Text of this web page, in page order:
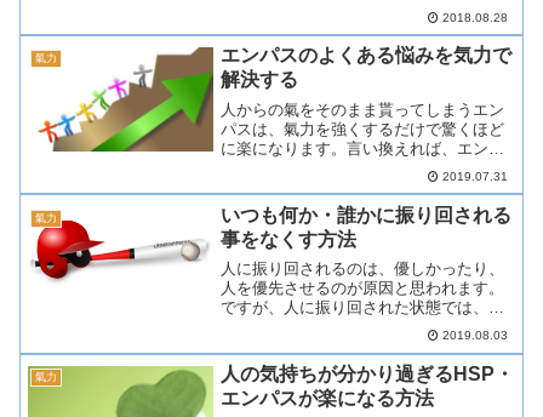
力はいらない、成功している人はがむし
ゃらな努力はしていないという考え方も
あります。どちらの意見にせ...
2018.08.28
氣力
エンパスのよくある悩みを気力で
解決する
人からの氣をそのまま貰ってしまうエン
パスは、氣力を強くするだけで驚くほど
に楽になります。言い換えれば、エンパ
スが辛い原因は氣力不足という事になり
ます。今回の記事では、具体的なエンパ
スの悩みと氣力での解決方法を書いてい
きます。氣力とは？氣力は...
2019.07.31
氣力
いつも何か・誰かに振り回される
事をなくす方法
人に振り回されるのは、優しかったり、
人を優先させるのが原因と思われます。
ですが、人に振り回された状態では、結
局人に迷惑をかけます。そして何より、
本人が生き辛くなるのが問題です。今回
の記事では、人に振り回されず楽に生き
る方法について書いていき...
2019.08.03
氣力
人の気持ちが分かり過ぎるHSP・
エンパスが楽になる方法